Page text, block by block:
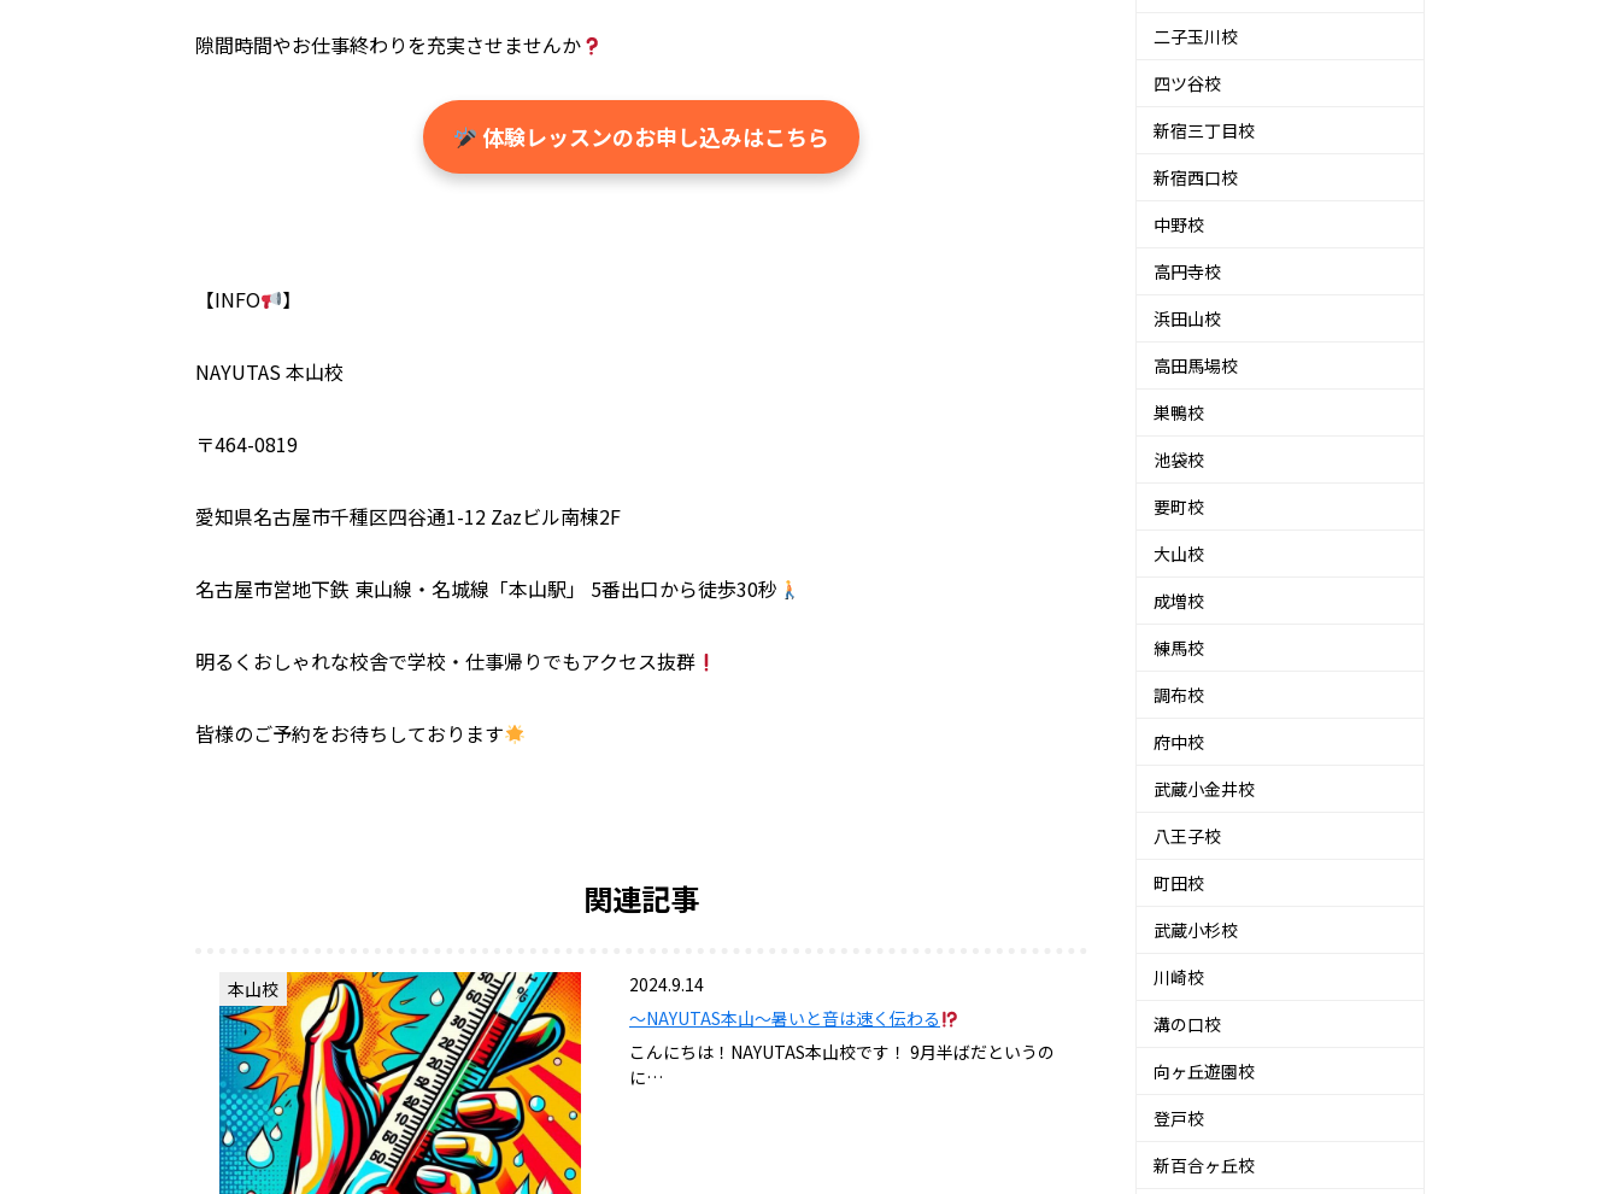
隙間時間やお仕事終わりを充実させませんか
体験レッスンのお申し込みはこちら
【INFO 】
NAYUTAS 本山校
〒464-0819
愛知県名古屋市千種区四谷通1-12 Zazビル南棟2F
名古屋市営地下鉄 東山線・名城線「本山駅」 5番出口から徒歩30秒
明るくおしゃれな校舎で学校・仕事帰りでもアクセス抜群
皆様のご予約をお待ちしております
関連記事
本山校
2024.9.14
〜NAYUTAS本山〜暑いと音は速く伝わる
こんにちは！NAYUTAS本山校です！ 9月半ばだというの
に…
二子玉川校
四ツ谷校
新宿三丁目校
新宿西口校
中野校
高円寺校
浜田山校
高田馬場校
巣鴨校
池袋校
要町校
大山校
成増校
練馬校
調布校
府中校
武蔵小金井校
八王子校
町田校
武蔵小杉校
川崎校
溝の口校
向ヶ丘遊園校
登戸校
新百合ヶ丘校